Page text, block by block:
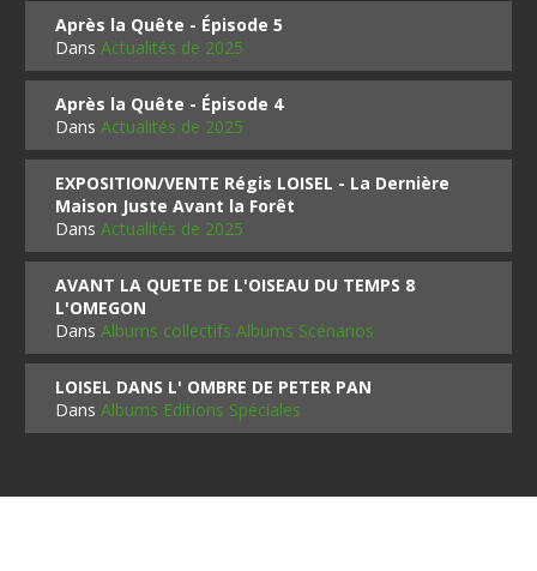
Après la Quête - Épisode 5
DansActualités de 2025
Après la Quête - Épisode 4
DansActualités de 2025
EXPOSITION/VENTE Régis LOISEL - La Dernière
Maison Juste Avant la Forêt
DansActualités de 2025
AVANT LA QUETE DE L'OISEAU DU TEMPS 8
L'OMEGON
DansAlbums collectifs Albums Scénarios
LOISEL DANS L' OMBRE DE PETER PAN
DansAlbums Editions Spéciales